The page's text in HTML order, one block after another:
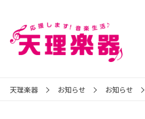
天理楽器 お知らせ お知らせ